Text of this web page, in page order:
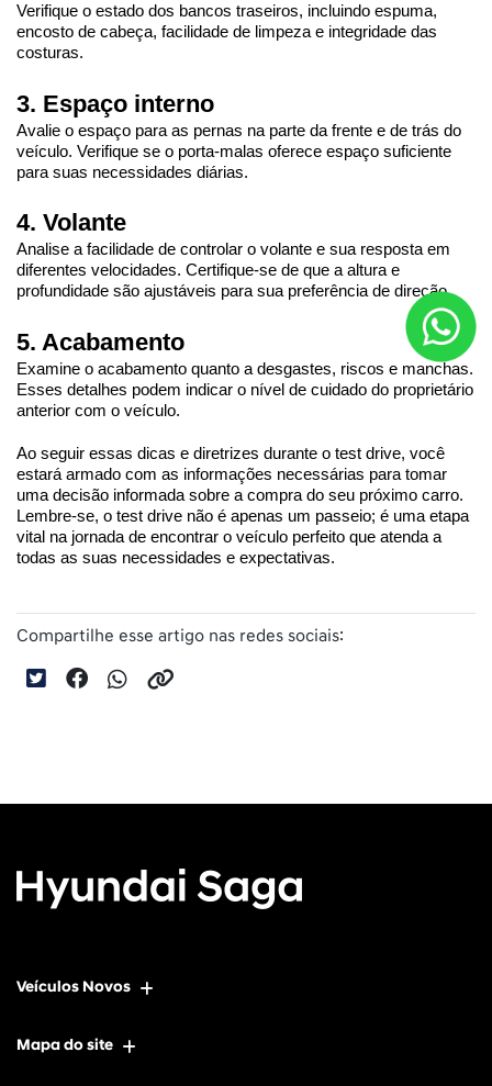
Verifique o estado dos bancos traseiros, incluindo espuma,
encosto de cabeça, facilidade de limpeza e integridade das
costuras.
3. Espaço interno
Avalie o espaço para as pernas na parte da frente e de trás do
veículo. Verifique se o porta-malas oferece espaço suficiente
para suas necessidades diárias.
4. Volante
Analise a facilidade de controlar o volante e sua resposta em
diferentes velocidades. Certifique-se de que a altura e
profundidade são ajustáveis para sua preferência de direção.
5. Acabamento
Examine o acabamento quanto a desgastes, riscos e manchas.
Esses detalhes podem indicar o nível de cuidado do proprietário
anterior com o veículo.
Ao seguir essas dicas e diretrizes durante o test drive, você
estará armado com as informações necessárias para tomar
uma decisão informada sobre a compra do seu próximo carro.
Lembre-se, o test drive não é apenas um passeio; é uma etapa
vital na jornada de encontrar o veículo perfeito que atenda a
todas as suas necessidades e expectativas.
Compartilhe esse artigo nas redes sociais:
Veículos Novos
Mapa do site